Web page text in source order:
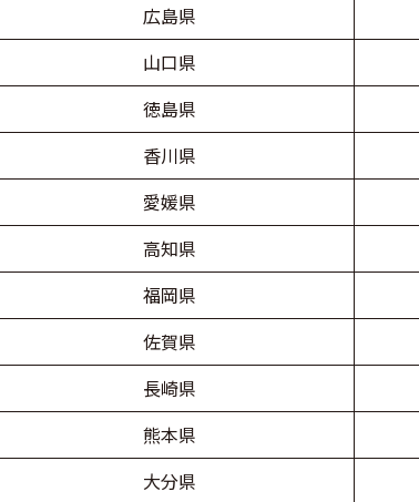
広島県
山口県
徳島県
香川県
愛媛県
高知県
福岡県
佐賀県
長崎県
熊本県
大分県